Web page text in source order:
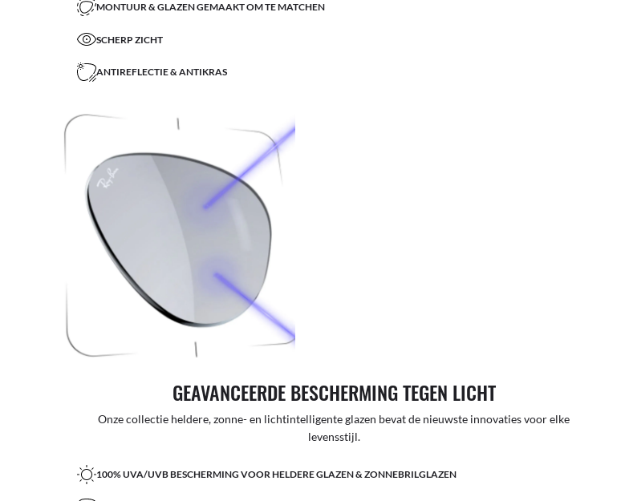
MONTUUR & GLAZEN GEMAAKT OM TE MATCHEN
SCHERP ZICHT
ANTIREFLECTIE & ANTIKRAS
GEAVANCEERDE BESCHERMING TEGEN LICHT
Onze collectie heldere, zonne- en lichtintelligente glazen bevat de nieuwste innovaties voor elke
levensstijl.
100% UVA/UVB BESCHERMING VOOR HELDERE GLAZEN & ZONNEBRILGLAZEN